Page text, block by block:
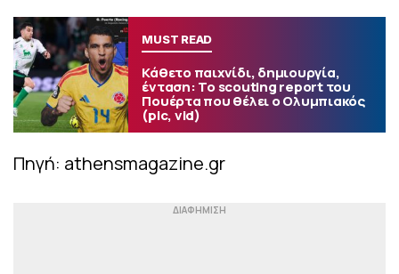
MUST READ
Κάθετο παιχνίδι, δημιουργία,
ένταση: Το scouting report του
Πουέρτα που θέλει ο Ολυμπιακός
(pic, vid)
Πηγή: athensmagazine.gr